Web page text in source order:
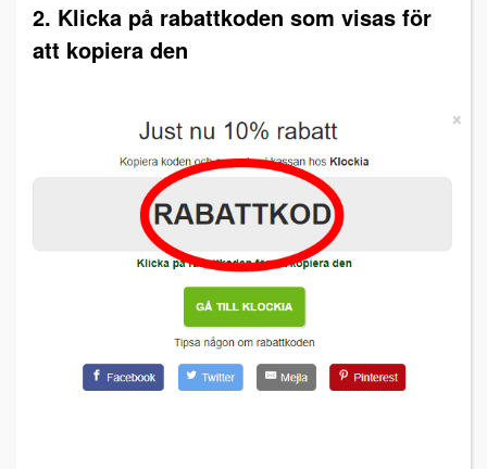
2. Klicka på rabattkoden som visas för
att kopiera den